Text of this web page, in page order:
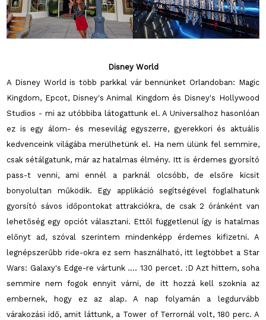
Disney World
A Disney World is több parkkal vár bennünket Orlandoban: Magic
Kingdom, Epcot, Disney's Animal Kingdom és Disney's Hollywood
Studios - mi az utóbbiba látogattunk el. A Universalhoz hasonlóan
ez is egy álom- és mesevilág egyszerre, gyerekkori és aktuális
kedvenceink világába merülhetünk el. Ha nem ülünk fel semmire,
csak sétálgatunk, már az hatalmas élmény. Itt is érdemes gyorsító
pass-t venni, ami ennél a parknál olcsóbb, de elsőre kicsit
bonyolultan működik. Egy applikáció segítségével foglalhatunk
gyorsító sávos időpontokat attrakciókra, de csak 2 óránként van
lehetőség egy opciót választani. Ettől függetlenül így is hatalmas
előnyt ad, szóval szerintem mindenképp érdemes kifizetni. A
legnépszerűbb ride-okra ez sem használható, itt legtöbbet a Star
Wars: Galaxy's Edge-re vártunk .... 130 percet. :D Azt hittem, soha
semmire nem fogok ennyit várni, de itt hozzá kell szoknia az
embernek, hogy ez az alap. A nap folyamán a legdurvább
várakozási idő, amit láttunk, a Tower of Terrornál volt, 180 perc. A